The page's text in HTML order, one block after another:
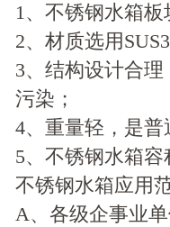
1、不锈钢水箱
2、材质选用
3、结构设计合
污染；
4、重量轻，是
5、不锈钢水箱
不锈钢水箱应用
A、各级企事业